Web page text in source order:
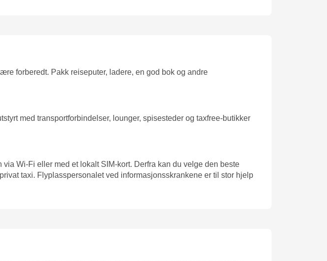
forberedt. Pakk reiseputer, ladere, en god bok og andre
med transportforbindelser, lounger, spisesteder og taxfree-butikker
Wi-Fi eller med et lokalt SIM-kort. Derfra kan du velge den beste
taxi. Flyplasspersonalet ved informasjonsskrankene er til stor hjelp